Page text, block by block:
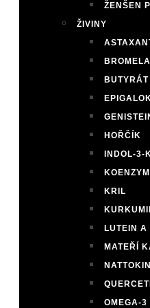
ŽENŠEN
ŽIVINY
BUTYRÁT
HOŘČÍK
INDOL-3-
KRIL
LUTEIN A
MATEŘÍ
OMEGA-3